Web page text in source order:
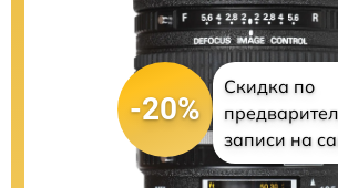
-20%
Скидка по
записи на